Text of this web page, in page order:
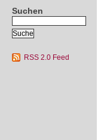
Suchen
RSS 2.0 Feed